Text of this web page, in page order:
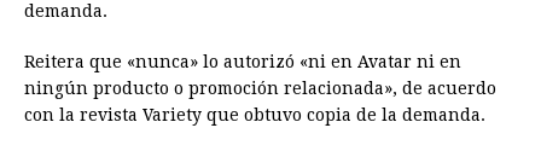
demanda.
Reitera que «nunca» lo autorizó «ni en Avatar ni en
ningún producto o promoción relacionada», de acuerdo
con la revista Variety que obtuvo copia de la demanda.